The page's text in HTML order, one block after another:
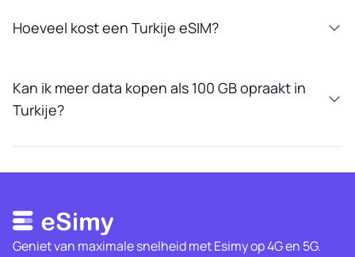
Hoeveel kost een Turkije eSIM?
Kan ik meer data kopen als 100 GB opraakt in
Turkije?
Geniet van maximale snelheid met Esimy op 4G en 5G.